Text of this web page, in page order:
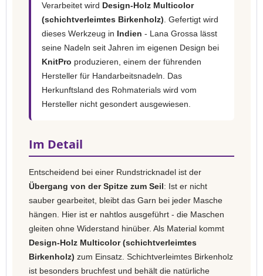
Verarbeitet wird Design-Holz Multicolor
(schichtverleimtes Birkenholz) . Gefertigt wird
dieses Werkzeug in Indien - Lana Grossa lässt
seine Nadeln seit Jahren im eigenen Design bei
KnitPro produzieren, einem der führenden
Hersteller für Handarbeitsnadeln. Das
Herkunftsland des Rohmaterials wird vom
Hersteller nicht gesondert ausgewiesen.
Im Detail
Entscheidend bei einer Rundstricknadel ist der
Übergang von der Spitze zum Seil: Ist er nicht
sauber gearbeitet, bleibt das Garn bei jeder Masche
hängen. Hier ist er nahtlos ausgeführt - die Maschen
gleiten ohne Widerstand hinüber. Als Material kommt
Design-Holz Multicolor (schichtverleimtes
Birkenholz) zum Einsatz. Schichtverleimtes Birkenholz
ist besonders bruchfest und behält die natürliche